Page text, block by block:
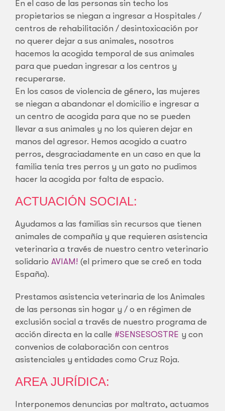
En el caso de las personas sin techo los
propietarios se niegan a ingresar a Hospitales /
centros de rehabilitación / desintoxicación por
no querer dejar a sus animales, nosotros
hacemos la acogida temporal de sus animales
para que puedan ingresar a los centros y
recuperarse.
En los casos de violencia de género, las mujeres
se niegan a abandonar el domicilio e ingresar a
un centro de acogida para que no se pueden
llevar a sus animales y no los quieren dejar en
manos del agresor. Hemos acogido a cuatro
perros, desgraciadamente en un caso en que la
familia tenía tres perros y un gato no pudimos
hacer la acogida por falta de espacio.
ACTUACIÓN SOCIAL:
Ayudamos a las familias sin recursos que tienen
animales de compañía y que requieren asistencia
veterinaria a través de nuestro centro veterinario
solidario AVIAM! (el primero que se creó en toda
España).
Prestamos asistencia veterinaria de los Animales
de las personas sin hogar y / o en régimen de
exclusión social a través de nuestro programa de
acción directa en la calle #SENSESOSTRE y con
convenios de colaboración con centros
asistenciales y entidades como Cruz Roja.
AREA JURÍDICA:
Interponemos denuncias por maltrato, actuamos